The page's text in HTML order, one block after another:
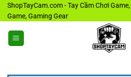
Bỏ
qua
nội
dung
ShopTayCam.com - Tay Cầm Chơi
Game, Gaming Gear